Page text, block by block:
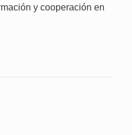
y cooperación en